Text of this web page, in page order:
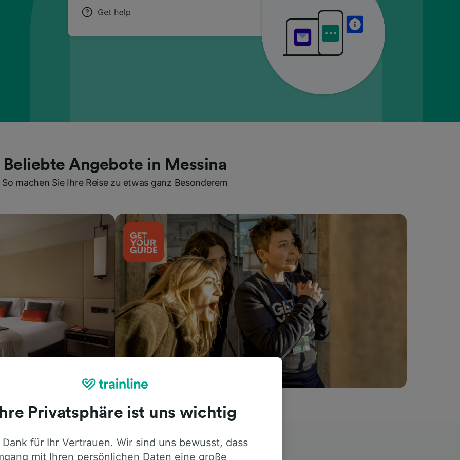
Beliebte Angebote in Messina
So machen Sie Ihre Reise zu etwas ganz Besonderem
ehrliche Meinung von Trainline-Nutzern
Ihre Privatsphäre ist uns wichtig
für Ihr Vertrauen. Wir sind uns bewusst, dass
mit Ihren persönlichen Daten eine große